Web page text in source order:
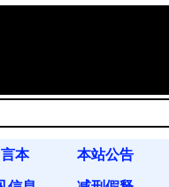
本 本站公告